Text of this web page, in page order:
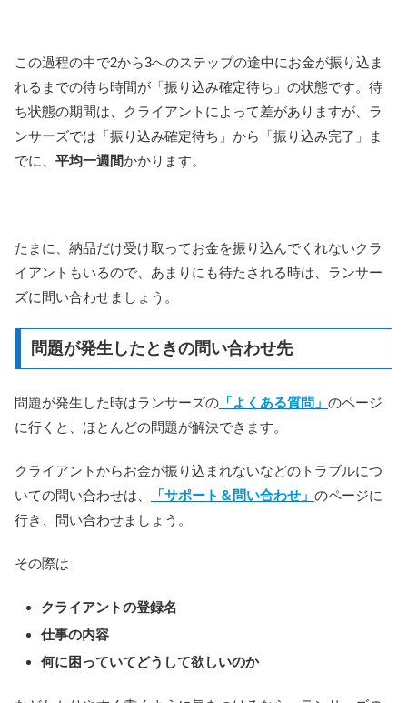
この過程の中で2から3へのステップの途中にお金が振り込ま
れるまでの待ち時間が「振り込み確定待ち」の状態です。待
ち状態の期間は、クライアントによって差がありますが、ラ
ンサーズでは「振り込み確定待ち」から「振り込み完了」ま
でに、 平均一週間かかります。
たまに、納品だけ受け取ってお金を振り込んでくれないクラ
イアントもいるので、あまりにも待たされる時は、ランサー
ズに問い合わせましょう。
問題が発生したときの問い合わせ先
問題が発生した時はランサーズの 「よくある質問」 のページ
に行くと、ほとんどの問題が解決できます。
クライアントからお金が振り込まれないなどのトラブルにつ
いての問い合わせは、
「サポート＆問い合わせ」 のページに
行き、問い合わせましょう。
その際は
クライアントの登録名
仕事の内容
何に困っていてどうして欲しいのか